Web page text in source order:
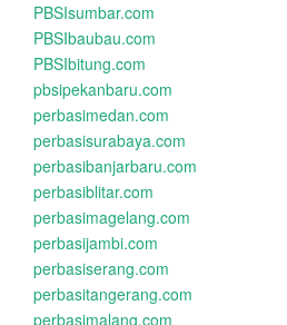
PBSIsumbar.com
PBSIbaubau.com
PBSIbitung.com
pbsipekanbaru.com
perbasimedan.com
perbasisurabaya.com
perbasibanjarbaru.com
perbasiblitar.com
perbasimagelang.com
perbasijambi.com
perbasiserang.com
perbasitangerang.com
perbasimalang.com